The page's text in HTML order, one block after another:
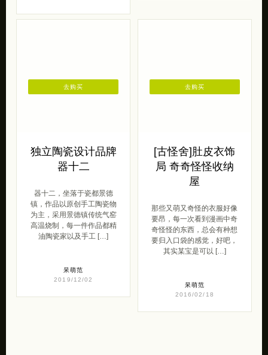
独立陶瓷设计品牌
器十二
器十二，坐落于瓷都景德
镇，作品以原创手工陶瓷物
为主，采用景德镇传统气窑
高温烧制，每一件作品都精
油陶瓷家以及手工 […]
呆萌范
2019/12/02
去购买
[古怪舍]肚皮衣饰
局 奇奇怪怪收纳
屋
那些又萌又奇怪的衣服好像
要昂，每一次看到漫画中奇
奇怪怪的东西，总会有种想
要归入口袋的感觉，好吧，
其实某宝是可以 […]
呆萌范
2016/02/18
去购买